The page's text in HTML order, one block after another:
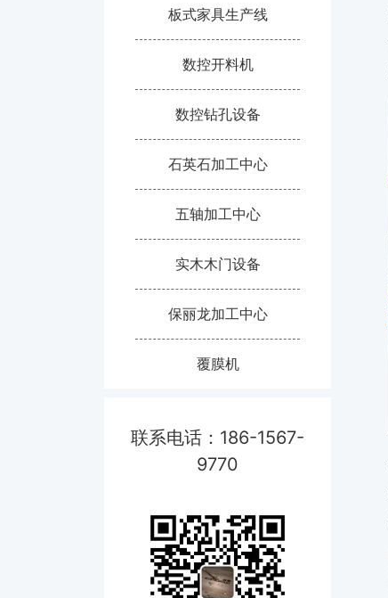
板式家具生产线
数控开料机
数控钻孔设备
石英石加工中心
五轴加工中心
实木木门设备
保丽龙加工中心
覆膜机
联系电话：186-1567-
9770